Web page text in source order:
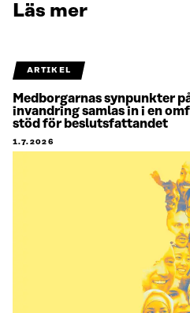
Läs mer
ARTIKEL
Medborgarnas synpunkter
invandring samlas in i en
stöd för beslutsfattandet
1.7.2026